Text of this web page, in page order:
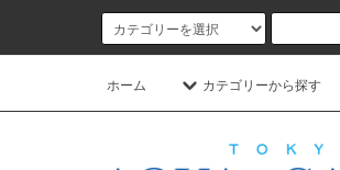
ホーム カテゴリーから探す